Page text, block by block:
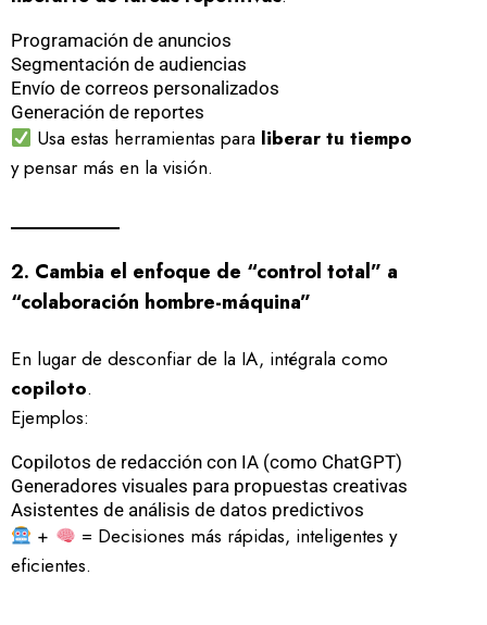
Programación de anuncios
Segmentación de audiencias
Envío de correos personalizados
Generación de reportes
Usa estas herramientas para liberar tu tiempo
y pensar más en la visión.
2. Cambia el enfoque de “control total” a
“colaboración hombre-máquina”
En lugar de desconfiar de la IA, intégrala como
copiloto.
Ejemplos:
Copilotos de redacción con IA (como ChatGPT)
Generadores visuales para propuestas creativas
Asistentes de análisis de datos predictivos
+
= Decisiones más rápidas, inteligentes y
eficientes.